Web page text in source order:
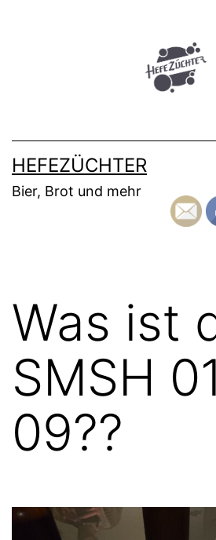
HEFEZÜCHTER
Bier, Brot und mehr
Was ist
SMSH
09??